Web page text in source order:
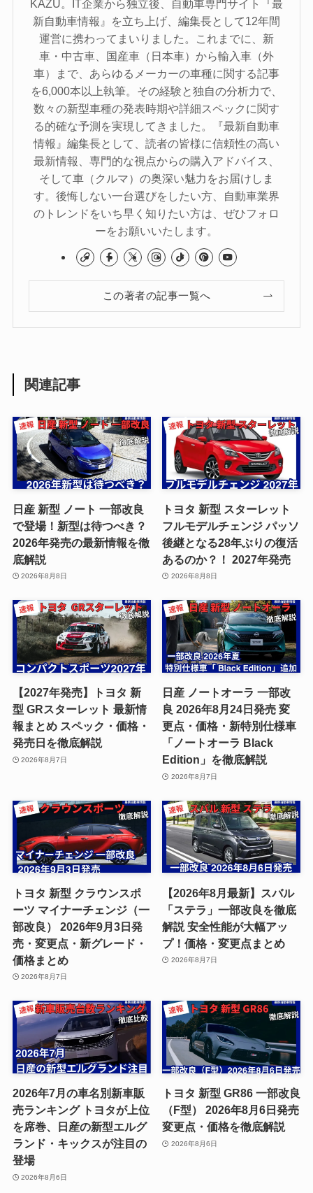
KAZU。IT企業から独立後、自動車専門サイト『最
新自動車情報』を立ち上げ、編集長として12年間
運営に携わってまいりました。これまでに、新
車・中古車、国産車（日本車）から輸入車（外
車）まで、あらゆるメーカーの車種に関する記事
を6,000本以上執筆。その経験と独自の分析力で、
数々の新型車種の発表時期や詳細スペックに関す
る的確な予測を実現してきました。『最新自動車
情報』編集長として、読者の皆様に信頼性の高い
最新情報、専門的な視点からの購入アドバイス、
そして車（クルマ）の奥深い魅力をお届けしま
す。後悔しない一台選びをしたい方、自動車業界
のトレンドをいち早く知りたい方は、ぜひフォロ
ーをお願いいたします。
この著者の記事一覧へ
関連記事
日産 新型 ノート 一部改良
で登場！新型は待つべき？
2026年発売の最新情報を徹
底解説
2026年8月8日
トヨタ 新型 スターレット
フルモデルチェンジ パッソ
後継となる28年ぶりの復活
あるのか？！ 2027年発売
2026年8月8日
【2027年発売】トヨタ 新
型 GRスターレット 最新情
報まとめ スペック・価格・
発売日を徹底解説
2026年8月7日
日産 ノートオーラ 一部改
良 2026年8月24日発売 変
更点・価格・新特別仕様車
「ノートオーラ Black
Edition」を徹底解説
2026年8月7日
トヨタ 新型 クラウンスポ
ーツ マイナーチェンジ（一
部改良） 2026年9月3日発
売・変更点・新グレード・
価格まとめ
2026年8月7日
【2026年8月最新】スバル
「ステラ」一部改良を徹底
解説 安全性能が大幅アッ
プ！価格・変更点まとめ
2026年8月7日
2026年7月の車名別新車販
売ランキング トヨタが上位
を席巻、日産の新型エルグ
ランド・キックスが注目の
登場
2026年8月6日
トヨタ 新型 GR86 一部改良
（F型） 2026年8月6日発売
変更点・価格を徹底解説
2026年8月6日